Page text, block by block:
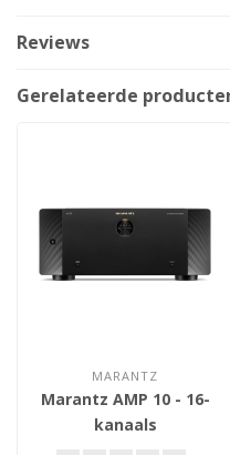
Reviews
Gerelateerde
MARANTZ
Marantz AMP 10 - 16-
kanaals